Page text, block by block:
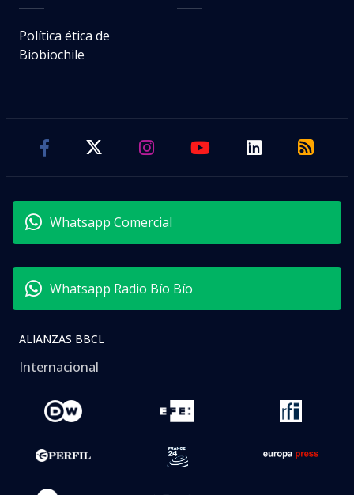
Política ética de
Biobiochile
Whatsapp Comercial
Whatsapp Radio Bío Bío
ALIANZAS BBCL
Internacional